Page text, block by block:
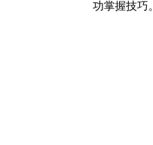
功掌握技巧。